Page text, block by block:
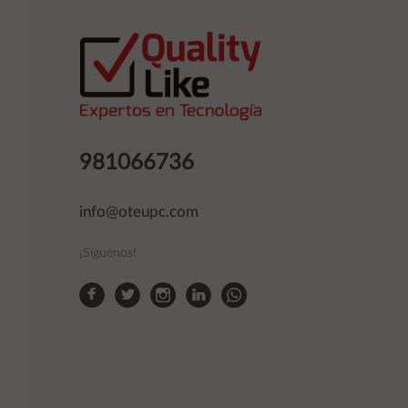
981066736
info@oteupc.com
¡Síguenos!